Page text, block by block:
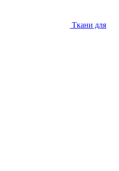
Ткани для